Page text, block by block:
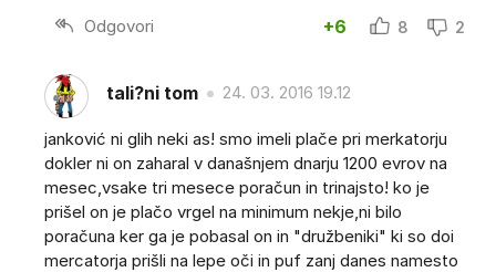
Odgovori +6 8 2
tali?ni tom 24. 03. 2016 19.12
janković ni glih neki as! smo imeli plače pri merkatorju
dokler ni on zaharal v današnjem dnarju 1200 evrov na
mesec,vsake tri mesece poračun in trinajsto! ko je
prišel on je plačo vrgel na minimum nekje,ni bilo
poračuna ker ga je pobasal on in "družbeniki" ki so doi
mercatorja prišli na lepe oči in puf zanj danes namesto